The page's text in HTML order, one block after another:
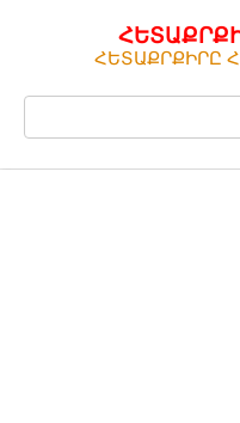
ՀԵՏԱՔՐՔԻՐԸ
Поиск: